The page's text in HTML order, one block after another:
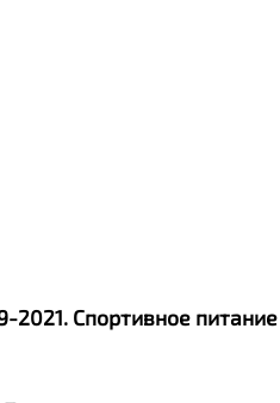
2021. Спортивное